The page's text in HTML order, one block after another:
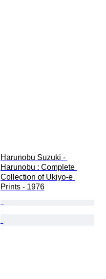
Harunobu Suzuki -
Harunobu : Complete
Collection of Ukiyo-e
Prints - 1976